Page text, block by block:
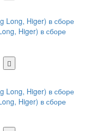
Higer) в сборе
Higer) в сборе